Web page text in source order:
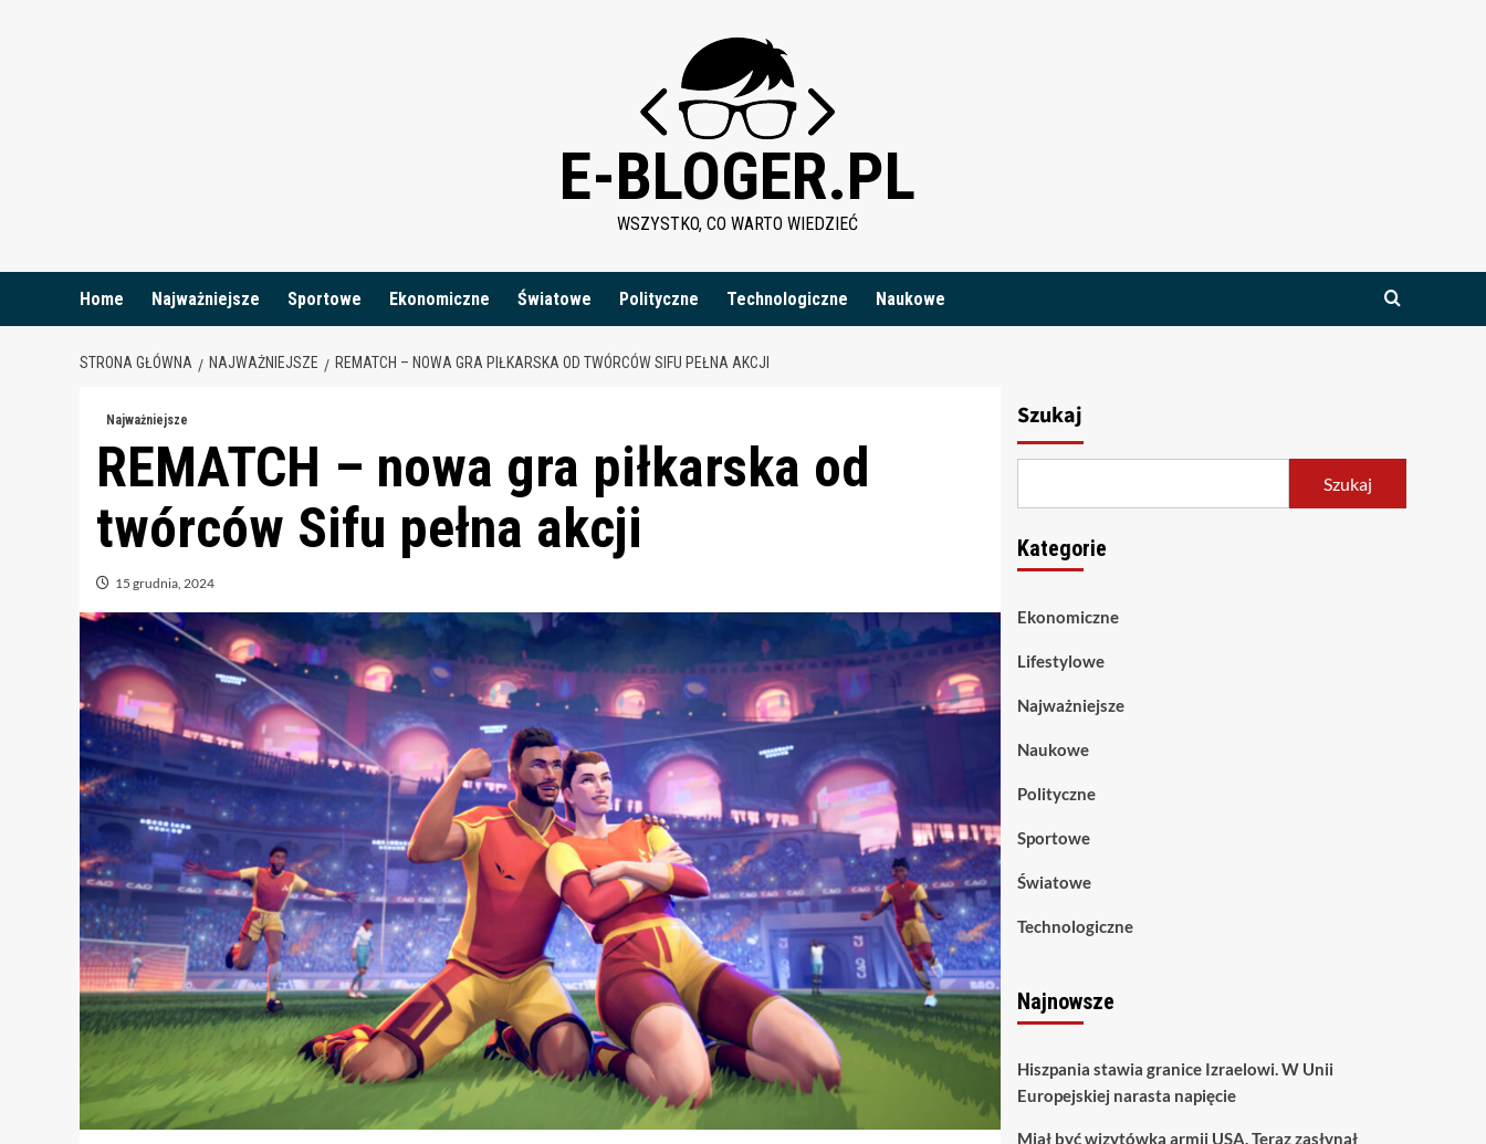
E-BLOGER.PL
WSZYSTKO, CO WARTO WIEDZIEĆ
Home Najważniejsze Sportowe Ekonomiczne Światowe Polityczne Technologiczne Naukowe
STRONA GŁÓWNA NAJWAŻNIEJSZE REMATCH – NOWA GRA PIŁKARSKA OD TWÓRCÓW SIFU PEŁNA AKCJI
Najważniejsze
REMATCH – nowa gra piłkarska od
twórców Sifu pełna akcji
15 grudnia, 2024
Szukaj
Szukaj
Kategorie
Ekonomiczne
Lifestylowe
Najważniejsze
Naukowe
Polityczne
Sportowe
Światowe
Technologiczne
Najnowsze
Hiszpania stawia granice Izraelowi. W Unii
Europejskiej narasta napięcie
Miał być wizytówką armii USA. Teraz zasłynął